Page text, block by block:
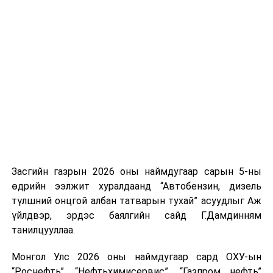
Засгийн газрын 2026 оны наймдугаар сарын 5-ны
өдрийн ээлжит хуралдаанд “Автобензин, дизель
түлшний онцгой албан татварын тухай” асуудлыг Аж
үйлдвэр, эрдэс баялгийн сайд Г.Дамдинням
танилцууллаа.
Монгол Улс 2026 оны наймдугаар сард ОХУ-ын